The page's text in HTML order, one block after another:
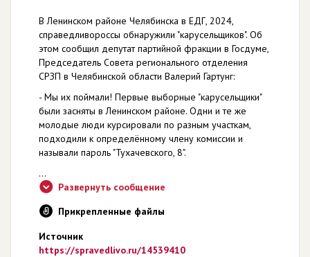
В Ленинском районе Челябинска в ЕДГ, 2024,
справедливороссы обнаружили "карусельщиков". Об
этом сообщил депутат партийной фракции в Госдуме,
Председатель Совета регионального отделения
СРЗП в Челябинской области Валерий Гартунг:
- Мы их поймали! Первые выборные "карусельщики"
были засняты в Ленинском районе. Одни и те же
молодые люди курсировали по разным участкам,
подходили к определённому члену комиссии и
называли пароль "Тухачевского, 8".
...
Развернуть сообщение
Прикрепленные файлы
Источник
https://spravedlivo.ru/14539410